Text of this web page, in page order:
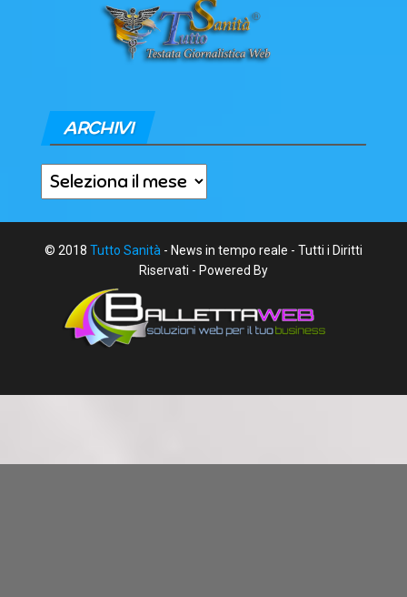
ARCHIVI
Archivi
© 2018 Tutto Sanità - News in tempo reale - Tutti i Diritti
Riservati - Powered By